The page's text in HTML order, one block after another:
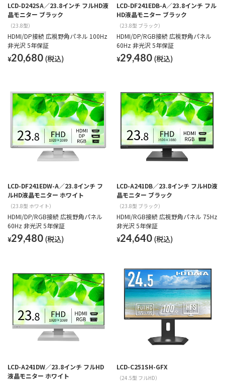
LCD-D242SA／23.8インチ フルHD液
晶モニター ブラック
（23.8型）
HDMI/DP接続 広視野角パネル 100Hz
非光沢 5年保証
¥20,680
LCD-DF241EDB-A／23.8インチ フル
HD液晶モニター ブラック
（23.8型 ブラック）
HDMI/DP/RGB接続 広視野角パネル
60Hz 非光沢 5年保証
¥29,480
LCD-DF241EDW-A／23.8インチ フ
ルHD液晶モニター ホワイト
（23.8型 ホワイト）
HDMI/DP/RGB接続 広視野角パネル
60Hz 非光沢 5年保証
¥29,480
LCD-A241DB／23.8インチ フルHD液
晶モニター ブラック
（23.8型 ブラック）
HDMI/RGB接続 広視野角パネル 75Hz
非光沢 5年保証
¥24,640
LCD-A241DW／23.8インチ フルHD
液晶モニター ホワイト
LCD-C251SH-GFX
（24.5型 フルHD）